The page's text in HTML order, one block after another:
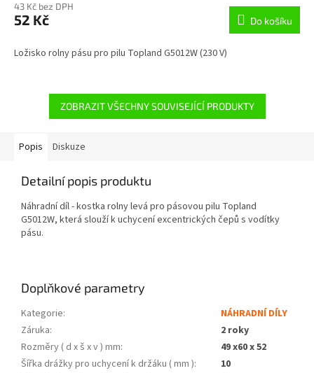
43 Kč bez DPH
52 Kč Do košíku
Ložisko rolny pásu pro pilu Topland G5012W (230 V)
ZOBRAZIT VŠECHNY SOUVISEJÍCÍ PRODUKTY
Popis Diskuze
Detailní popis produktu
Náhradní díl - kostka rolny levá pro pásovou pilu Topland
G5012W, která slouží k uchycení excentrických čepů s vodítky
pásu.
Doplňkové parametry
Kategorie:
NÁHRADNÍ DÍLY
Záruka:
2 roky
Rozměry ( d x š x v ) mm:
49 x60 x 52
Šířka drážky pro uchycení k držáku ( mm ):
10